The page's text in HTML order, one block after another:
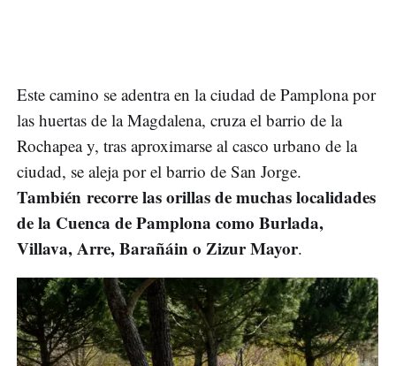
Este camino se adentra en la ciudad de Pamplona por
las huertas de la Magdalena, cruza el barrio de la
Rochapea y, tras aproximarse al casco urbano de la
ciudad, se aleja por el barrio de San Jorge.
También recorre las orillas de muchas localidades
de la Cuenca de Pamplona como Burlada,
Villava, Arre, Barañáin o Zizur Mayor.